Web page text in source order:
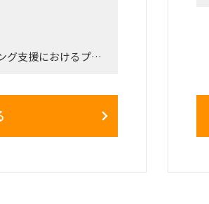
グ支援におけるプロ
グ施策の実行や獲得